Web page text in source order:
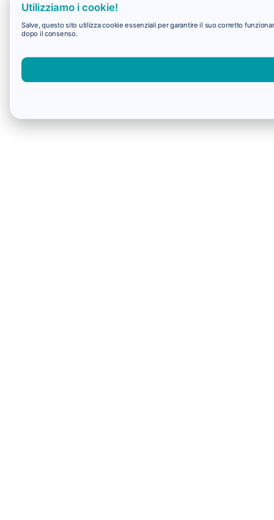
Utilizziamo i cookie!
Salve, questo sito utilizza cookie essenziali per garantire il suo corretto
dopo il consenso.